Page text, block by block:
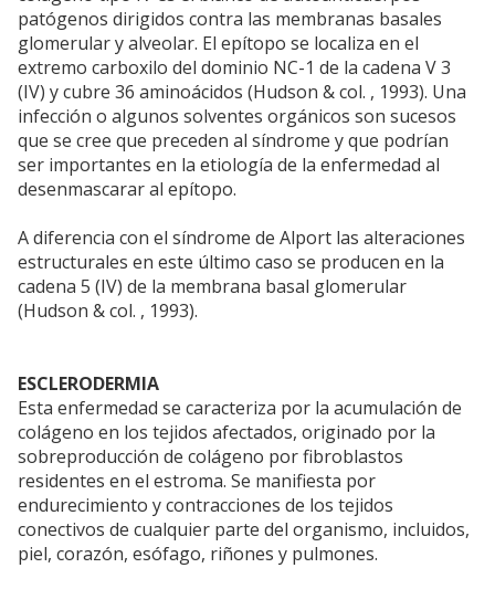
patógenos dirigidos contra las membranas basales
glomerular y alveolar. El epítopo se localiza en el
extremo carboxilo del dominio NC-1 de la cadena V 3
(IV) y cubre 36 aminoácidos (Hudson & col. , 1993). Una
infección o algunos solventes orgánicos son sucesos
que se cree que preceden al síndrome y que podrían
ser importantes en la etiología de la enfermedad al
desenmascarar al epítopo.
A diferencia con el síndrome de Alport las alteraciones
estructurales en este último caso se producen en la
cadena 5 (IV) de la membrana basal glomerular
(Hudson & col. , 1993).
ESCLERODERMIA
Esta enfermedad se caracteriza por la acumulación de
colágeno en los tejidos afectados, originado por la
sobreproducción de colágeno por fibroblastos
residentes en el estroma. Se manifiesta por
endurecimiento y contracciones de los tejidos
conectivos de cualquier parte del organismo, incluidos,
piel, corazón, esófago, riñones y pulmones.